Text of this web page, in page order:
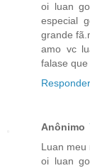
oi luan
especial
grande
amo vc
falase
Responder
Anônimo
Luan meu
oi luan